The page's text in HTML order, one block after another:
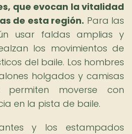
que evocan la vitalidad
de esta región. Para las
usar faldas amplias y
los movimientos de
del baile. Los hombres
holgados y camisas
moverse con
en la pista de baile.
y los estampados